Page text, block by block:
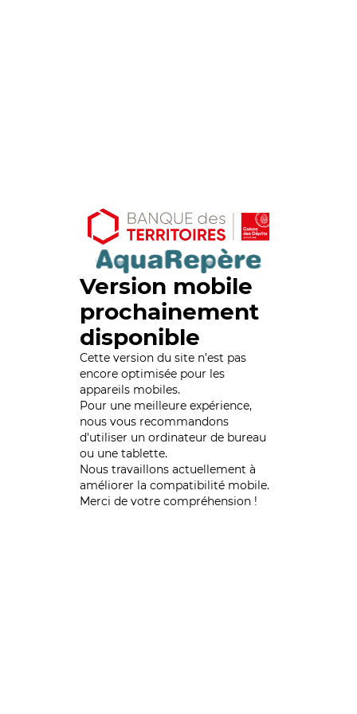
Version mobile
prochainement
disponible
Cette version du site n’est pas
encore optimisée pour les
appareils mobiles.
Pour une meilleure expérience,
nous vous recommandons
d'utiliser un ordinateur de bureau
ou une tablette.
Nous travaillons actuellement à
améliorer la compatibilité mobile.
Merci de votre compréhension !